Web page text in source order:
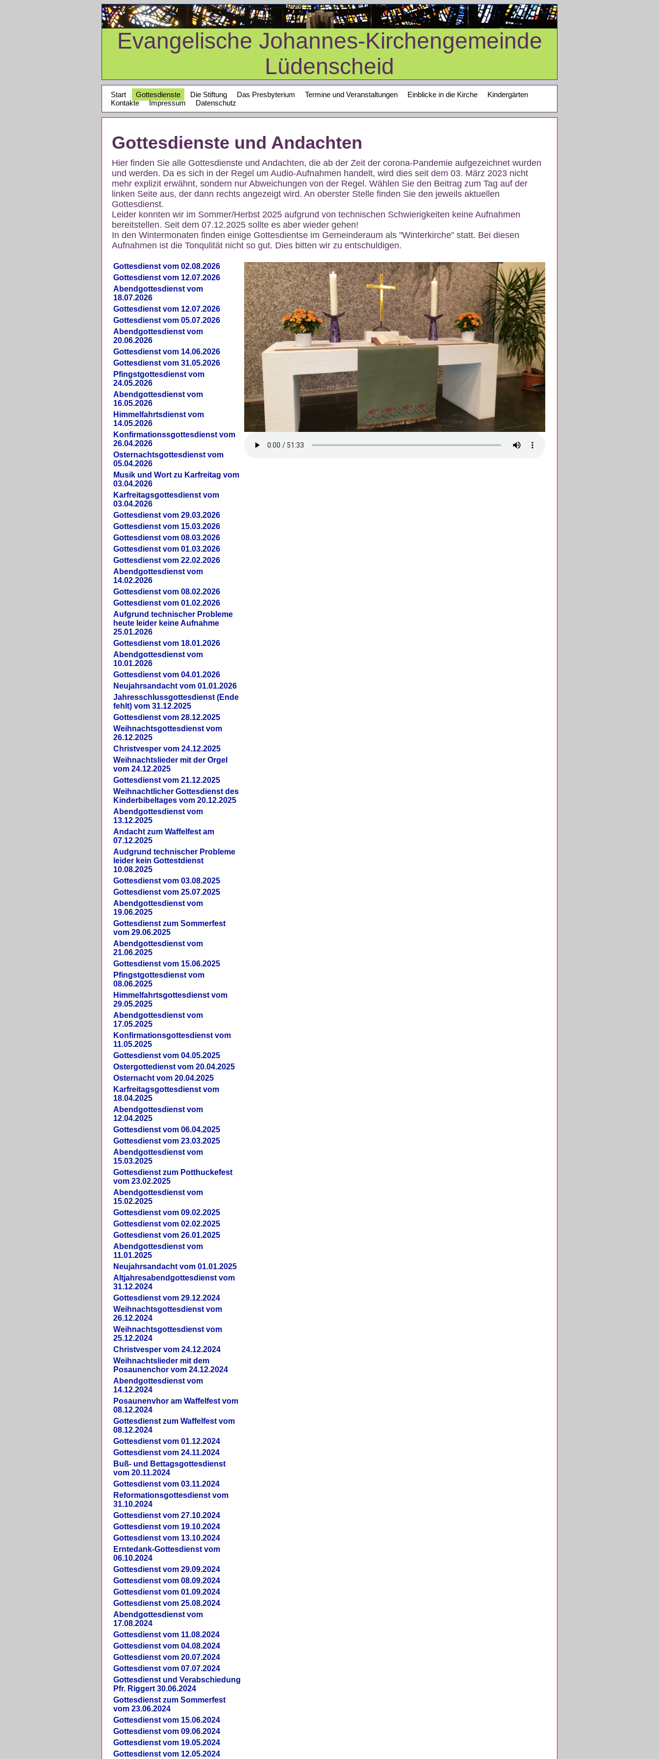
Evangelische Johannes-Kirchengemeinde
Lüdenscheid
Start Gottesdienste Die Stiftung Das Presbyterium Termine und Veranstaltungen Einblicke in die Kirche
Kindergärten
Kontakte
Impressum Datenschutz
Gottesdienste und Andachten
Hier finden Sie alle Gottesdienste und Andachten, die ab der Zeit der corona-Pandemie aufgezeichnet wurden
und werden. Da es sich in der Regel um Audio-Aufnahmen handelt, wird dies seit dem 03. März 2023 nicht
mehr explizit erwähnt, sondern nur Abweichungen von der Regel. Wählen Sie den Beitrag zum Tag auf der
linken Seite aus, der dann rechts angezeigt wird. An oberster Stelle finden Sie den jeweils aktuellen
Gottesdienst.
Leider konnten wir im Sommer/Herbst 2025 aufgrund von technischen Schwierigkeiten keine Aufnahmen
bereitstellen. Seit dem 07.12.2025 sollte es aber wieder gehen!
In den Wintermonaten finden einige Gottesdientse im Gemeinderaum als "Winterkirche" statt. Bei diesen
Aufnahmen ist die Tonqulität nicht so gut. Dies bitten wir zu entschuldigen.
Gottesdienst vom 02.08.2026
Gottesdienst vom 12.07.2026
Abendgottesdienst vom
18.07.2026
Gottesdienst vom 12.07.2026
Gottesdienst vom 05.07.2026
Abendgottesdienst vom
20.06.2026
Gottesdienst vom 14.06.2026
Gottesdienst vom 31.05.2026
Pfingstgottesdienst vom
24.05.2026
Abendgottesdienst vom
16.05.2026
Himmelfahrtsdienst vom
14.05.2026
Konfirmationssgottesdienst vom
26.04.2026
Osternachtsgottesdienst vom
05.04.2026
Musik und Wort zu Karfreitag vom
03.04.2026
Karfreitagsgottesdienst vom
03.04.2026
Gottesdienst vom 29.03.2026
Gottesdienst vom 15.03.2026
Gottesdienst vom 08.03.2026
Gottesdienst vom 01.03.2026
Gottesdienst vom 22.02.2026
Abendgottesdienst vom
14.02.2026
Gottesdienst vom 08.02.2026
Gottesdienst vom 01.02.2026
Aufgrund technischer Probleme
heute leider keine Aufnahme
25.01.2026
Gottesdienst vom 18.01.2026
Abendgottesdienst vom
10.01.2026
Gottesdienst vom 04.01.2026
Neujahrsandacht vom 01.01.2026
Jahresschlussgottesdienst (Ende
fehlt) vom 31.12.2025
Gottesdienst vom 28.12.2025
Weihnachtsgottesdienst vom
26.12.2025
Christvesper vom 24.12.2025
Weihnachtslieder mit der Orgel
vom 24.12.2025
Gottesdienst vom 21.12.2025
Weihnachtlicher Gottesdienst des
Kinderbibeltages vom 20.12.2025
Abendgottesdienst vom
13.12.2025
Andacht zum Waffelfest am
07.12.2025
Audgrund technischer Probleme
leider kein Gottestdienst
10.08.2025
Gottesdienst vom 03.08.2025
Gottesdienst vom 25.07.2025
Abendgottesdienst vom
19.06.2025
Gottesdienst zum Sommerfest
vom 29.06.2025
Abendgottesdienst vom
21.06.2025
Gottesdienst vom 15.06.2025
Pfingstgottesdienst vom
08.06.2025
Himmelfahrtsgottesdienst vom
29.05.2025
Abendgottesdienst vom
17.05.2025
Konfirmationsgottesdienst vom
11.05.2025
Gottesdienst vom 04.05.2025
Ostergottedienst vom 20.04.2025
Osternacht vom 20.04.2025
Karfreitagsgottesdienst vom
18.04.2025
Abendgottesdienst vom
12.04.2025
Gottesdienst vom 06.04.2025
Gottesdienst vom 23.03.2025
Abendgottesdienst vom
15.03.2025
Gottesdienst zum Potthuckefest
vom 23.02.2025
Abendgottesdienst vom
15.02.2025
Gottesdienst vom 09.02.2025
Gottesdienst vom 02.02.2025
Gottesdienst vom 26.01.2025
Abendgottesdienst vom
11.01.2025
Neujahrsandacht vom 01.01.2025
Altjahresabendgottesdienst vom
31.12.2024
Gottesdienst vom 29.12.2024
Weihnachtsgottesdienst vom
26.12.2024
Weihnachtsgottesdienst vom
25.12.2024
Christvesper vom 24.12.2024
Weihnachtslieder mit dem
Posaunenchor vom 24.12.2024
Abendgottesdienst vom
14.12.2024
Posaunenvhor am Waffelfest vom
08.12.2024
Gottesdienst zum Waffelfest vom
08.12.2024
Gottesdienst vom 01.12.2024
Gottesdienst vom 24.11.2024
Buß- und Bettagsgottesdienst
vom 20.11.2024
Gottesdienst vom 03.11.2024
Reformationsgottesdienst vom
31.10.2024
Gottesdienst vom 27.10.2024
Gottesdienst vom 19.10.2024
Gottesdienst vom 13.10.2024
Erntedank-Gottesdienst vom
06.10.2024
Gottesdienst vom 29.09.2024
Gottesdienst vom 08.09.2024
Gottesdienst vom 01.09.2024
Gottesdienst vom 25.08.2024
Abendgottesdienst vom
17.08.2024
Gottesdienst vom 11.08.2024
Gottesdienst vom 04.08.2024
Gottesdienst vom 20.07.2024
Gottesdienst vom 07.07.2024
Gottesdienst und Verabschiedung
Pfr. Riggert 30.06.2024
Gottesdienst zum Sommerfest
vom 23.06.2024
Gottesdienst vom 15.06.2024
Gottesdienst vom 09.06.2024
Gottesdienst vom 19.05.2024
Gottesdienst vom 12.05.2024